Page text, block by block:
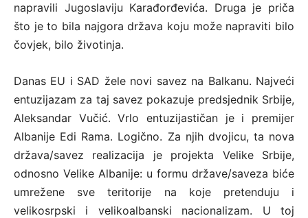
napravili Jugoslaviju Karađorđevića. Druga je priča
što je to bila najgora država koju može napraviti bilo
čovjek, bilo životinja.
Danas EU i SAD žele novi savez na Balkanu. Najveći
entuzijazam za taj savez pokazuje predsjednik Srbije,
Aleksandar Vučić. Vrlo entuzijastičan je i premijer
Albanije Edi Rama. Logično. Za njih dvojicu, ta nova
država/savez realizacija je projekta Velike Srbije,
odnosno Velike Albanije: u formu države/saveza biće
umrežene sve teritorije na koje pretenduju i
velikosrpski i velikoalbanski nacionalizam. U toj